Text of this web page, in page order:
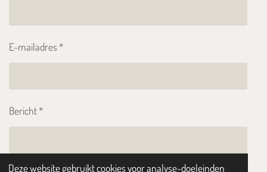
Deze website gebruikt cookies voor analyse-doeleinden
E-mailadres *
Bericht *